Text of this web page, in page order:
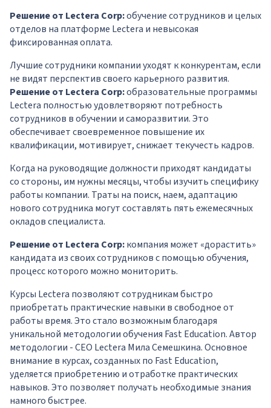
Решение от Lectera Corp:обучение сотрудников и целых
отделов на платформе Lectera и невысокая
фиксированная оплата.
Лучшие сотрудники компании уходят к конкурентам, если
не видят перспектив своего карьерного развития.
Решение от Lectera Corp:образовательные программы
Lectera полностью удовлетворяют потребность
сотрудников в обучении и саморазвитии. Это
обеспечивает своевременное повышение их
квалификации, мотивирует, снижает текучесть кадров.
Когда на руководящие должности приходят кандидаты
со стороны, им нужны месяцы, чтобы изучить специфику
работы компании. Траты на поиск, наем, адаптацию
нового сотрудника могут составлять пять ежемесячных
окладов специалиста.
Решение от Lectera Corp:компания может «дорастить»
кандидата из своих сотрудников с помощью обучения,
процесс которого можно мониторить.
Курсы Lectera позволяют сотрудникам быстро
приобретать практические навыки в свободное от
работы время. Это стало возможным благодаря
уникальной методологии обучения Fast Education. Автор
методологии - CEO Lectera Мила Семешкина. Основное
внимание в курсах, созданных по Fast Education,
уделяется приобретению и отработке практических
навыков. Это позволяет получать необходимые знания
намного быстрее.